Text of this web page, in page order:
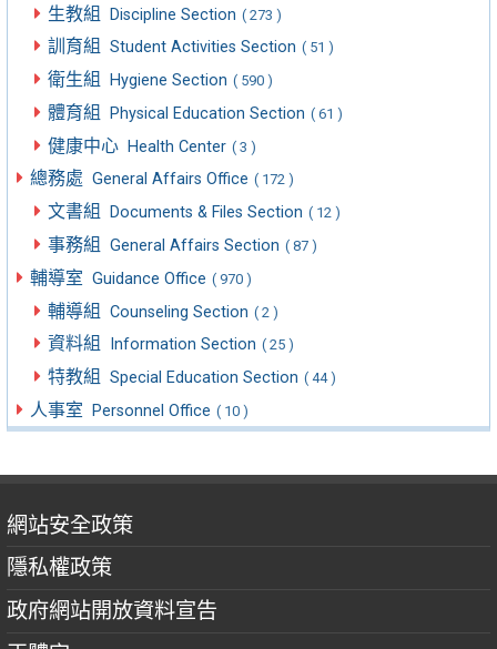
生教組 Discipline Section ( 273 )
訓育組 Student Activities Section ( 51 )
衛生組 Hygiene Section ( 590 )
體育組 Physical Education Section ( 61 )
健康中心 Health Center ( 3 )
總務處 General Affairs Office ( 172 )
文書組 Documents & Files Section ( 12 )
事務組 General Affairs Section ( 87 )
輔導室 Guidance Office ( 970 )
輔導組 Counseling Section ( 2 )
資料組 Information Section ( 25 )
特教組 Special Education Section ( 44 )
人事室 Personnel Office ( 10 )
網站安全政策
隱私權政策
政府網站開放資料宣告